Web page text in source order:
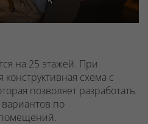
на 25 этажей. При
схема с
позволяет разработать
вариантов по